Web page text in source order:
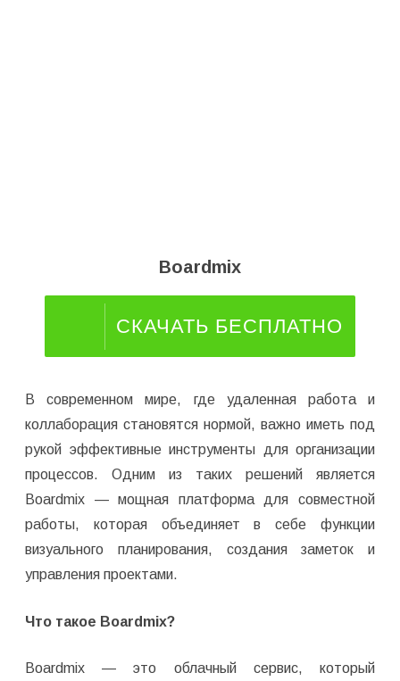
Boardmix
СКАЧАТЬ БЕСПЛАТНО
В современном мире, где удаленная работа и
коллаборация становятся нормой, важно иметь под
рукой эффективные инструменты для организации
процессов. Одним из таких решений является
Boardmix — мощная платформа для совместной
работы, которая объединяет в себе функции
визуального планирования, создания заметок и
управления проектами.
Что такое Boardmix?
Boardmix — это облачный сервис, который